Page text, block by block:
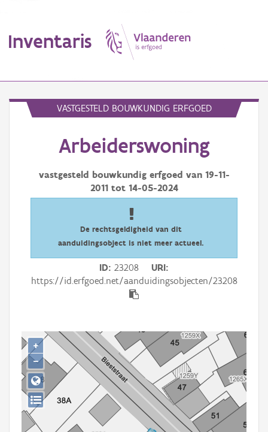
Inventaris
Aanduidingsobject
Waarneming
Persoon of collectief
Aanmelden
VASTGESTELD BOUWKUNDIG ERFGOED
Arbeiderswoning
vastgesteld bouwkundig erfgoed van 19-11-
2011tot 14-05-2024
De rechtsgeldigheid van dit
aanduidingsobject is niet meer actueel.
ID 23208
URI
https://id.erfgoed.net/aanduidingsobjecten/23208
+
−